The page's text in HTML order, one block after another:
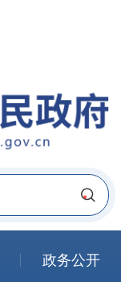
政务公开